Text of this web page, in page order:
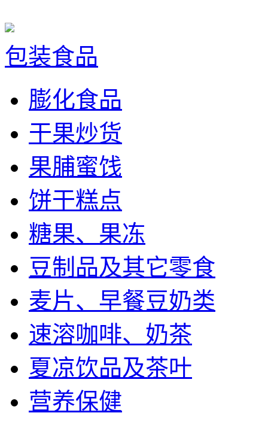
包装食品
膨化食品
干果炒货
果脯蜜饯
饼干糕点
糖果、果冻
豆制品及其它零食
麦片、早餐豆奶类
速溶咖啡、奶茶
夏凉饮品及茶叶
营养保健